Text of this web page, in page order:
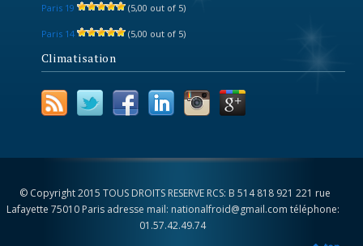
Paris 19 (5,00 out of 5)
Paris 14 (5,00 out of 5)
Climatisation
© Copyright 2015 TOUS DROITS RESERVE RCS: B 514 818 921 221 rue
Lafayette 75010 Paris adresse mail: nationalfroid@gmail.com téléphone:
01.57.42.49.74